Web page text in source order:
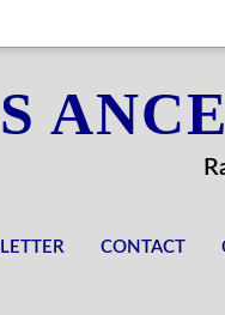
CONTACT